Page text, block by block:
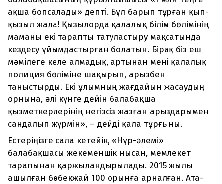
ақша бопсалады» депті. Бұл барып тұрған қып-
қызыл жала! Қызылорда қалалық білім бөлімінің
маманы екі тарапты татуластыру мақсатында
кездесу ұйымдастырған болатын. Бірақ біз еш
мәмілеге келе алмадық, артынан мені қалалық
полиция бөліміне шақырып, арызбен
таныстырды. Екі ұлымның жағдайын жасаудың
орнына, әлі күнге дейін балабақша
қызметкерлерінің негізсіз жазған арыздарымен
сандалып жүрмін», – дейді қала тұрғыны.
Естеріңізге сала кетейік, «Нұр-әлемі»
балабақшасы жекеменшік нысан, мемлекет
тарапынан қаржыландырылады. 2015 жылы
ашылған бөбекжай 100 орынға арналған. Ата-